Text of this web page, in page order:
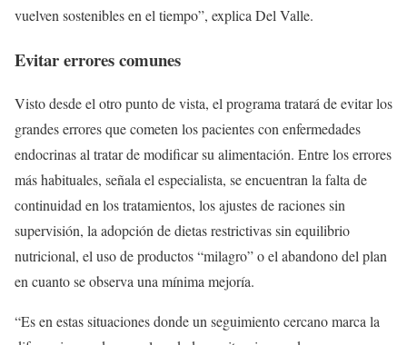
vuelven sostenibles en el tiempo”, explica Del Valle.
Evitar errores comunes
Visto desde el otro punto de vista, el programa tratará de evitar los
grandes errores que cometen los pacientes con enfermedades
endocrinas al tratar de modificar su alimentación. Entre los errores
más habituales, señala el especialista, se encuentran la falta de
continuidad en los tratamientos, los ajustes de raciones sin
supervisión, la adopción de dietas restrictivas sin equilibrio
nutricional, el uso de productos “milagro” o el abandono del plan
en cuanto se observa una mínima mejoría.
“Es en estas situaciones donde un seguimiento cercano marca la